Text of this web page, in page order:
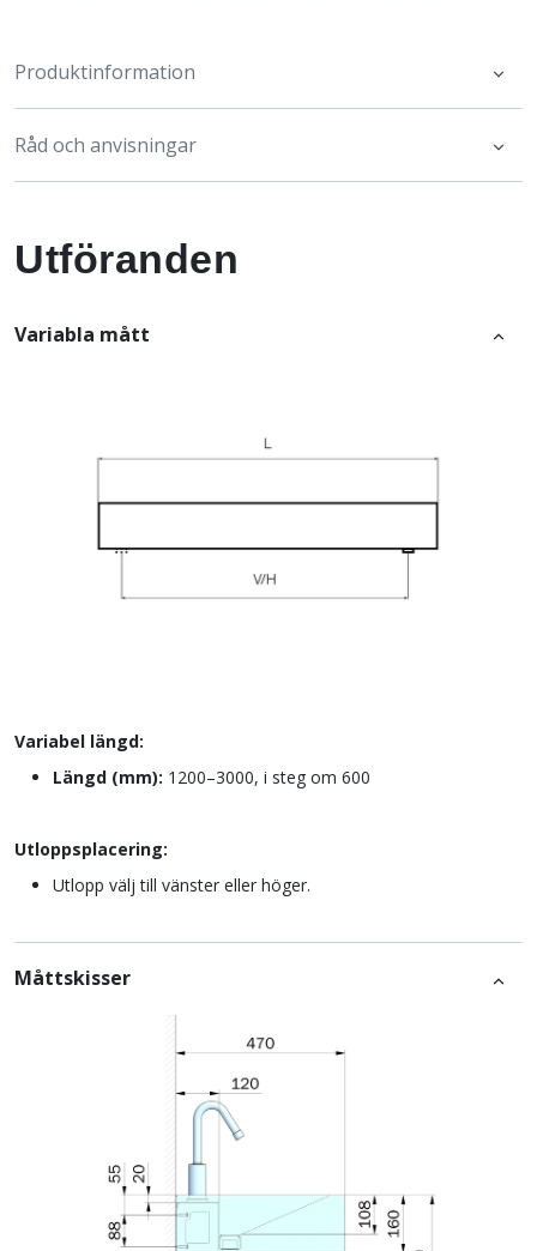
Produktinformation
Råd och anvisningar
Utföranden
Variabla mått
Variabel längd:
Längd (mm): 1200–3000, i steg om 600
Utloppsplacering:
Utlopp välj till vänster eller höger.
Måttskisser